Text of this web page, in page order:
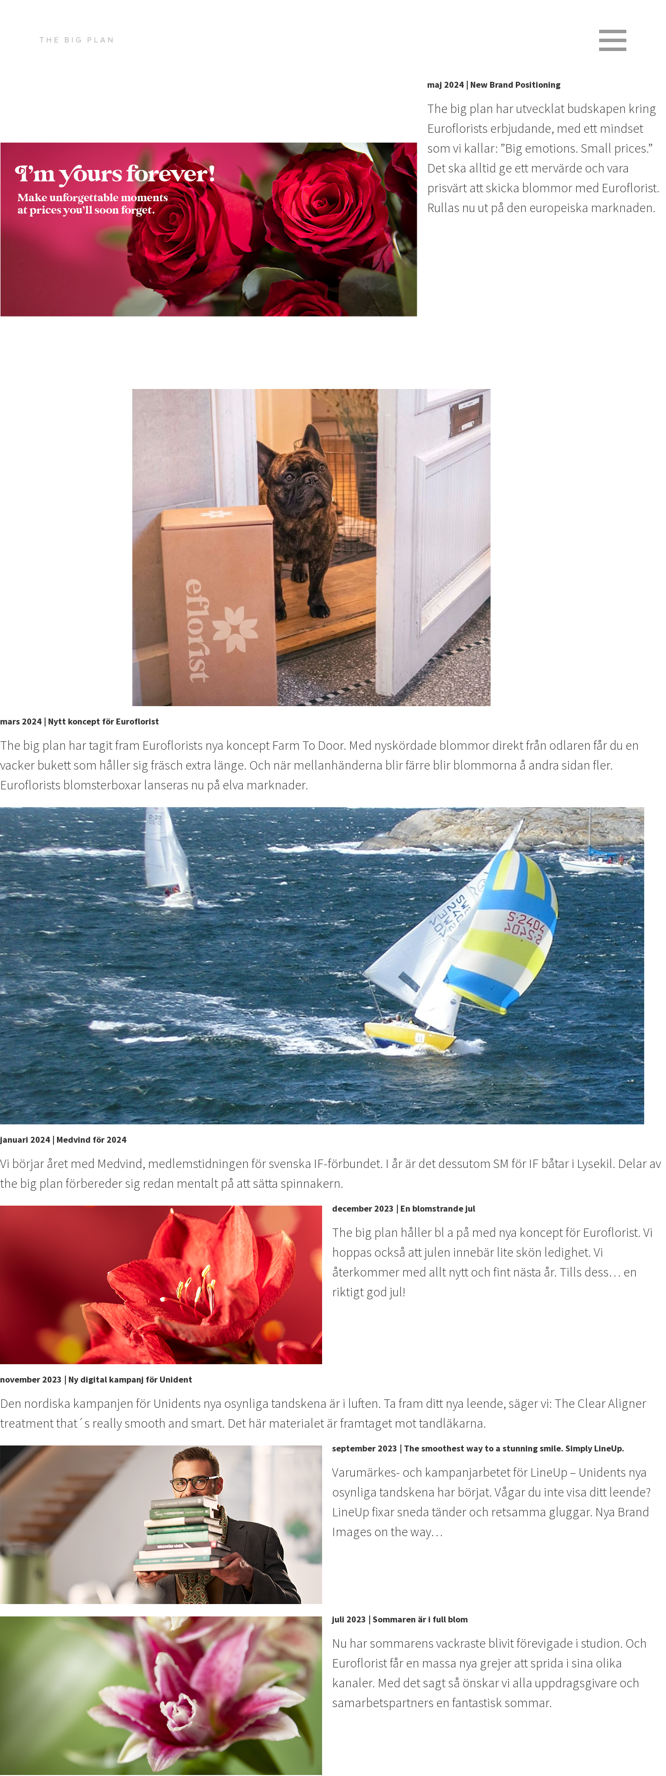
maj 2024 | New Brand Positioning
The big plan har utvecklat budskapen kring
Euroflorists erbjudande, med ett mindset
som vi kallar: ”Big emotions. Small prices.”
Det ska alltid ge ett mervärde och vara
prisvärt att skicka blommor med Euroflorist.
Rullas nu ut på den europeiska marknaden.
mars 2024 | Nytt koncept för Euroflorist
The big plan har tagit fram Euroflorists nya koncept Farm To Door. Med nyskördade blommor direkt från odlaren får du en
vacker bukett som håller sig fräsch extra länge. Och när mellanhänderna blir färre blir blommorna å andra sidan fler.
Euroflorists blomsterboxar lanseras nu på elva marknader.
januari 2024 | Medvind för 2024
Vi börjar året med Medvind, medlemstidningen för svenska IF-förbundet. I år är det dessutom SM för IF båtar i Lysekil. Delar av
the big plan förbereder sig redan mentalt på att sätta spinnakern.
december 2023 | En blomstrande jul
The big plan håller bl a på med nya koncept för Euroflorist. Vi
hoppas också att julen innebär lite skön ledighet. Vi
återkommer med allt nytt och fint nästa år. Tills dess… en
riktigt god jul!
november 2023 | Ny digital kampanj för Unident
Den nordiska kampanjen för Unidents nya osynliga tandskena är i luften. Ta fram ditt nya leende, säger vi: The Clear Aligner
treatment that´s really smooth and smart. Det här materialet är framtaget mot tandläkarna.
september 2023 | The smoothest way to a stunning smile. Simply LineUp.
Varumärkes- och kampanjarbetet för LineUp – Unidents nya
osynliga tandskena har börjat. Vågar du inte visa ditt leende?
LineUp fixar sneda tänder och retsamma gluggar. Nya Brand
Images on the way…
juli 2023 | Sommaren är i full blom
Nu har sommarens vackraste blivit förevigade i studion. Och
Euroflorist får en massa nya grejer att sprida i sina olika
kanaler. Med det sagt så önskar vi alla uppdragsgivare och
samarbetspartners en fantastisk sommar.